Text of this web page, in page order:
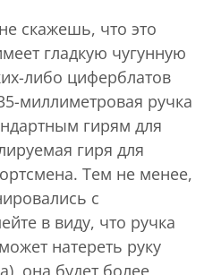
скажешь, что это
гладкую чугунную
либо циферблатов
миллиметровая ручка
гирям для
гиря для
Тем не менее,
с
в виду, что ручка
натереть руку
она будет более